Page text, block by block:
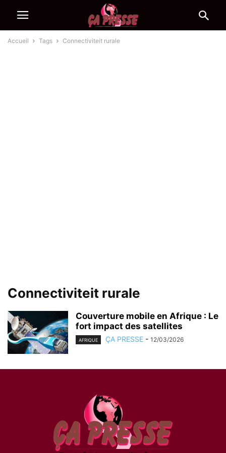
Accueil Tags Connectiviteit rurale
Connectiviteit rurale
Couverture mobile en Afrique : Le
fort impact des satellites
AFRIQUE ÇA PRESSE - 12/03/2026